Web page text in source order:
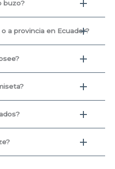
buzo?
a provincia en Ecuador?